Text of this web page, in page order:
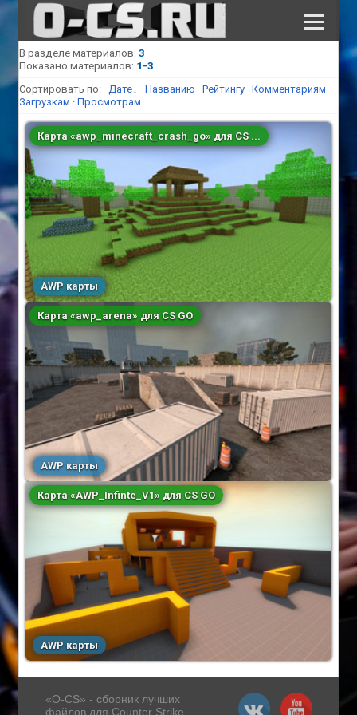
КАТАЛОГ ФАЙЛОВ
СКАЧАТЬ КС 1.6
В разделе материалов: 3
Показано материалов: 1-3
Сортировать по: Дате · Названию · Рейтингу · Комментариям ·
Загрузкам · Просмотрам
Карта «awp_minecraft_crash_go» для CS ...
AWP карты
Карта «awp_arena» для CS GO
AWP карты
Карта «AWP_Infinte_V1» для CS GO
AWP карты
«O-CS» - сборник лучших
файлов для Counter Strike.